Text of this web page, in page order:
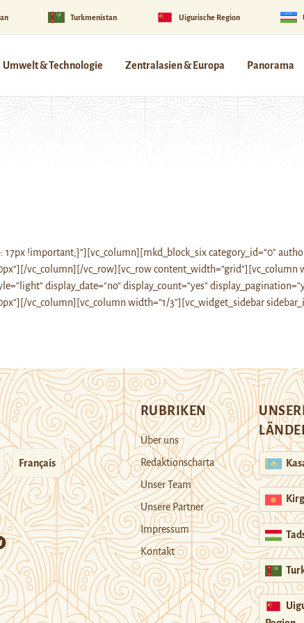
Turkmenistan Uigurische Region
Umwelt & Technologie Zentralasien & Europa Panorama
!important;}“][vc_column][mkd_block_six category_id=“0″
vc_column][/vc_row][vc_row content_width=“grid“][vc_column
display_date=“no“ display_count=“yes“
vc_column][vc_column width=“1/3″][vc_widget_sidebar
Français
RUBRIKEN
Über uns
Redaktionscharta
Unser Team
Unsere Partner
Impressum
Kontakt